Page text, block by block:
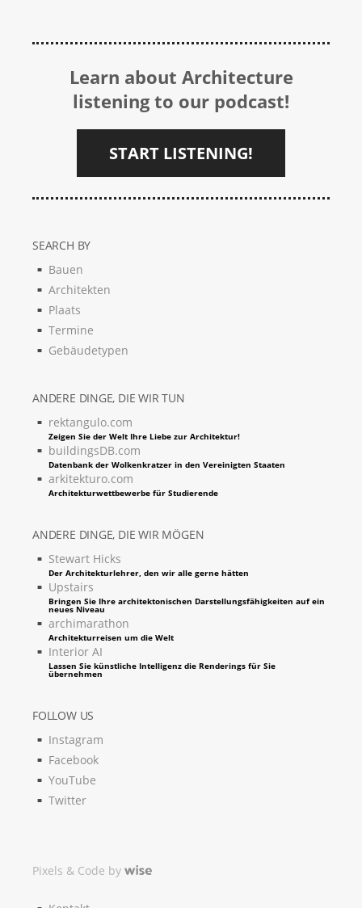
Learn about Architecture
listening to our podcast!
START LISTENING!
SEARCH BY
Bauen
Architekten
Plaats
Termine
Gebäudetypen
ANDERE DINGE, DIE WIR TUN
rektangulo.com
Zeigen Sie der Welt Ihre Liebe zur Architektur!
buildingsDB.com
Datenbank der Wolkenkratzer in den Vereinigten Staaten
arkitekturo.com
Architekturwettbewerbe für Studierende
ANDERE DINGE, DIE WIR MÖGEN
Stewart Hicks
Der Architekturlehrer, den wir alle gerne hätten
Upstairs
Bringen Sie Ihre architektonischen Darstellungsfähigkeiten auf ein
neues Niveau
archimarathon
Architekturreisen um die Welt
Interior AI
Lassen Sie künstliche Intelligenz die Renderings für Sie
übernehmen
FOLLOW US
Instagram
Facebook
YouTube
Twitter
Pixels & Code by